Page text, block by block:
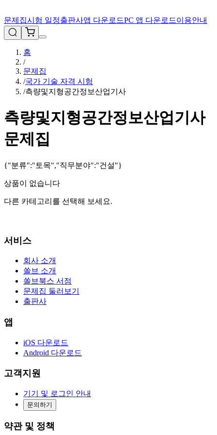
문제집시험 일정출판사앱 다운로드PC 앱 다운로드이용안내
홈
/
문제집
/국가 기술 자격 시험
/측량및지형공간정보산업기사
측량및지형공간정보산업기사
문제집
{"분류":"토목","직무분야":"건설"}
상품이 없습니다
다른 카테고리를 선택해 보세요.
서비스
회사 소개
쏠브 소개
쏠브북스 서점
문제집 둘러보기
출판사
앱
iOS 다운로드
Android 다운로드
고객지원
기기 및 로그인 안내
문의하기
약관 및 정책